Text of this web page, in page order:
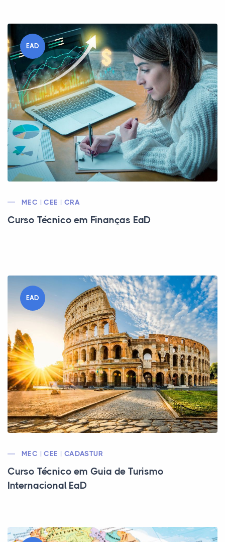
EAD
MEC | CEE | CRA
Curso Técnico em Finanças EaD
EAD
MEC | CEE | CADASTUR
Curso Técnico em Guia de Turismo
Internacional EaD